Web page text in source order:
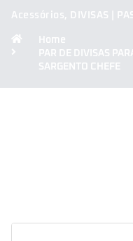
Acessórios, DIVISAS |
Home
PAR DE DIVISAS
SARGENTO CHEFE